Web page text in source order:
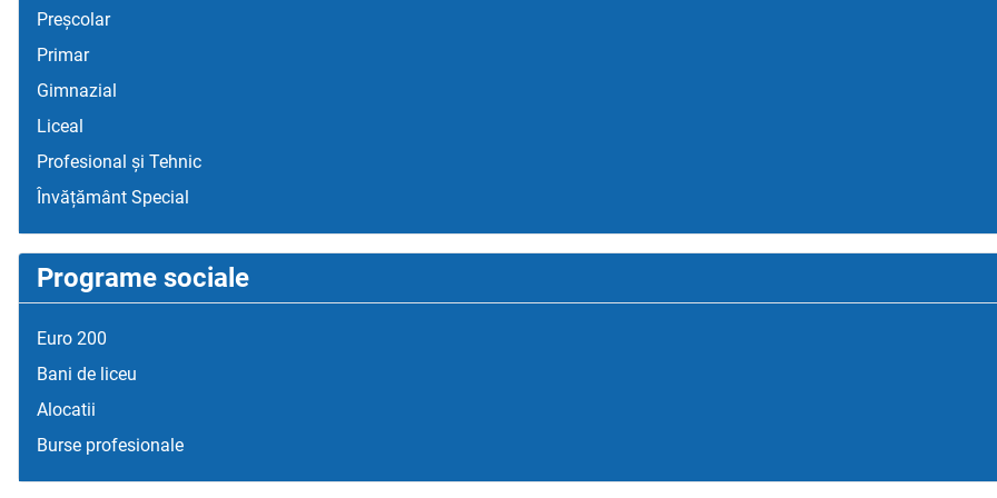
Preșcolar
Primar
Gimnazial
Liceal
Profesional și Tehnic
Învățământ Special
Programe sociale
Euro 200
Bani de liceu
Alocatii
Burse profesionale